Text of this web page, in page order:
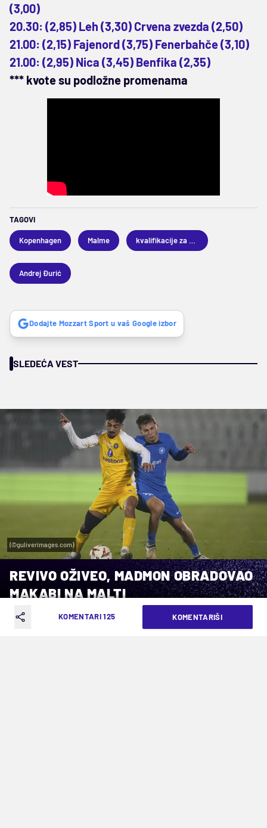
(3,00)
20.30: (2,85) Leh (3,30) Crvena zvezda (2,50)
21.00: (2,15) Fajenord (3,75) Fenerbahče (3,10)
21.00: (2,95) Nica (3,45) Benfika (2,35)
*** kvote su podložne promenama
TAGOVI
Kopenhagen Malme
Andrej Đurić
Dodajte Mozzart Sport u vaš Google izbor
SLEDEĆA VEST
(©guliverimages.com)
REVIVO OŽIVEO, MADMON OBRADOVAO
MAKABI NA MALTI
VREME ČITANJA: 3MIN | UTO. 05.08.25. | 21:58
KOMENTARI 125 KOMENTARIŠI